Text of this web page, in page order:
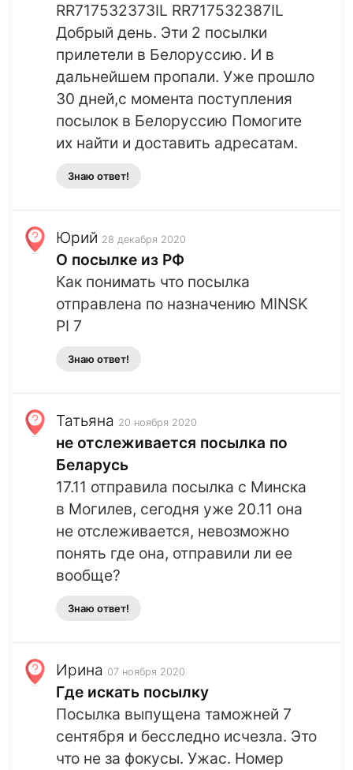
RR717532373IL RR717532387IL
Добрый день. Эти 2 посылки
прилетели в Белоруссию. И в
дальнейшем пропали. Уже прошло
30 дней,с момента поступления
посылок в Белоруссию Помогите
их найти и доставить адресатам.
Знаю ответ!
Юрий 28 декабря 2020
О посылке из РФ
Как понимать что посылка
отправлена по назначению MINSK
PI 7
Знаю ответ!
Татьяна 20 ноября 2020
не отслеживается посылка по
Беларусь
17.11 отправила посылка с Минска
в Могилев, сегодня уже 20.11 она
не отслеживается, невозможно
понять где она, отправили ли ее
вообще?
Знаю ответ!
Ирина 07 ноября 2020
Где искать посылку
Посылка выпущена таможней 7
сентября и бесследно исчезла. Это
что не за фокусы. Ужас. Номер